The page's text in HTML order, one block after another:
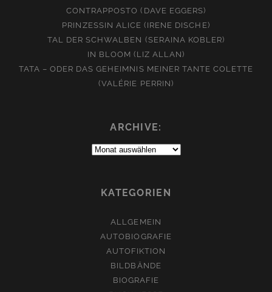
CONTRAPPOSTO (DAVE EGGERS)
PRINZESSIN ALICE (IRENE DISCHE)
TAL DER SCHWALBEN (SERAINA KOBLER)
IN BLOOM (LIZ ALLAN)
TATA – ODER DAS GEHEIMNIS MEINER TANTE COLETTE
(VALÉRIE PERRIN)
ARCHIVE:
Archive:
KATEGORIEN
ALLGEMEIN
AUTOBIOGRAFIE
AUTOFIKTION
BILDBÄNDE
BIOGRAFIE